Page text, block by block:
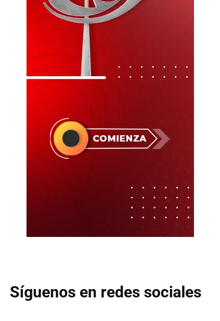
Síguenos en redes sociales